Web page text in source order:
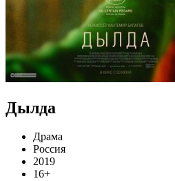
Дылда
Драма
Россия
2019
16+